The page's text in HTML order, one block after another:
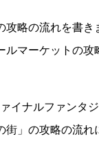
略の流れを書き
ルマーケットの攻
イナルファンタ
街」の攻略の流れ